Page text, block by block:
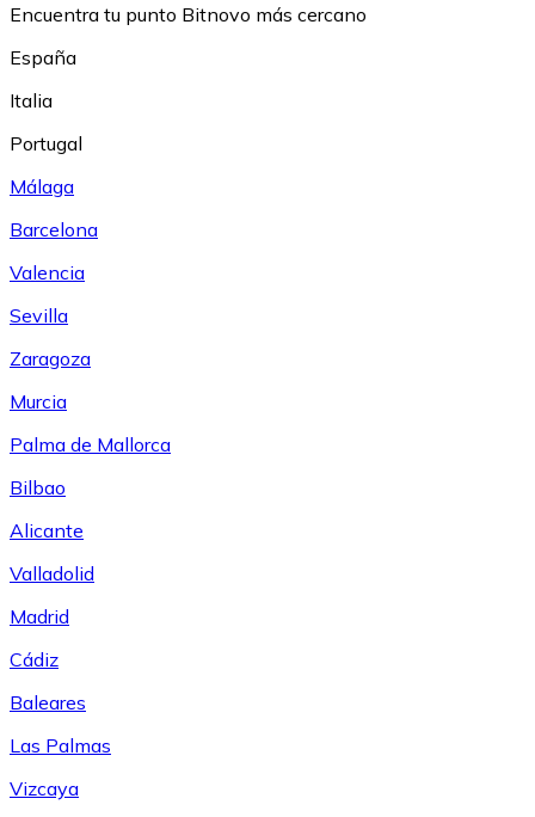
Encuentra tu punto Bitnovo más cercano
España
Italia
Portugal
Málaga
Barcelona
Valencia
Sevilla
Zaragoza
Murcia
Palma de Mallorca
Bilbao
Alicante
Valladolid
Madrid
Cádiz
Baleares
Las Palmas
Vizcaya